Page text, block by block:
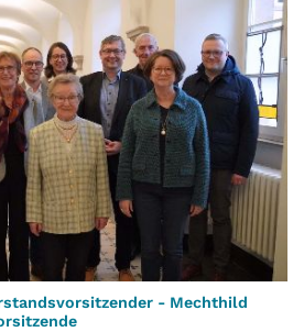
- Mechthild